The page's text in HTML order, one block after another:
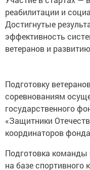
реабилитации и
Достигнутые
эффективность
ветеранов и
Подготовку
соревнованиям
государственного
«Защитники
координаторов
Подготовка команды
на базе спортивного